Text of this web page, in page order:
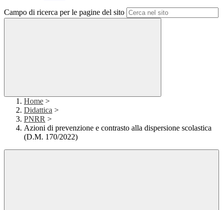
Campo di ricerca per le pagine del sito
Home >
Didattica >
PNRR >
Azioni di prevenzione e contrasto alla dispersione scolastica
(D.M. 170/2022)